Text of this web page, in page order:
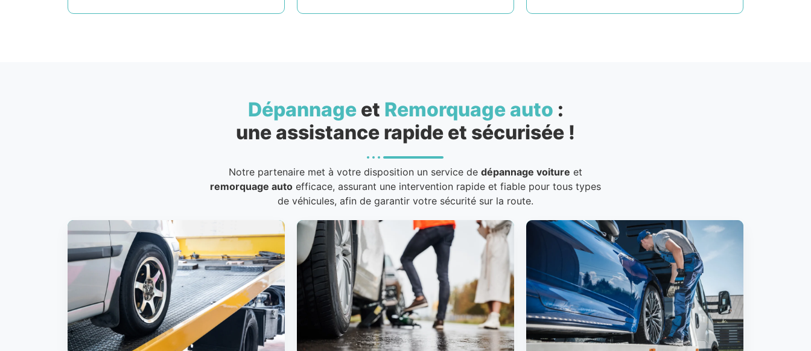
Dépannageet Remorquage auto :
une assistance rapide et sécurisée !
Notre partenaire met à votre disposition un service de dépannage voiture et
remorquage auto efficace, assurant une intervention rapide et fiable pour tous types
de véhicules, afin de garantir votre sécurité sur la route.